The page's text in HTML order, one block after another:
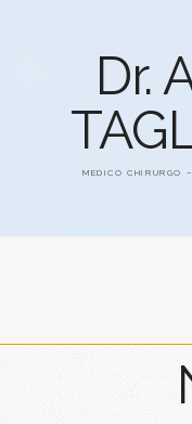
Dr.
MEDICO CHIRURGO